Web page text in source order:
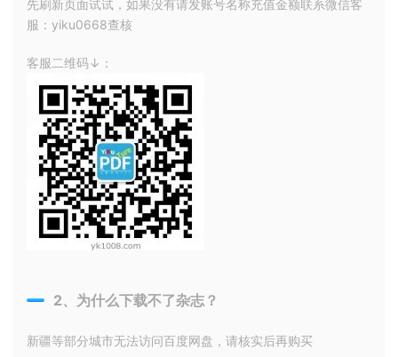
先刷新页面试试，如果没有请发账号名称充值金额联系微信客
服：yiku0668查核
客服二维码↓：
2、为什么下载不了杂志？
新疆等部分城市无法访问百度网盘，请核实后再购买